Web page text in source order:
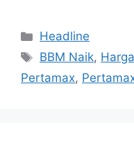
Kategori
Headline
Tag
BBM Naik,
Pertamax,